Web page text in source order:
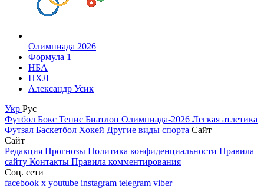
Олимпиада 2026
Формула 1
НБА
НХЛ
Александр Усик
Укр Рус
Футбол Бокс Тенис Биатлон Олимпиада-2026 Легкая атлетика
Футзал Баскетбол Хокей Другие виды спорта Сайт
Сайт
Редакция Прогнозы Политика конфиденциальности Правила
сайту Контакты Правила комментирования
Соц. сети
facebook x youtube instagram telegram viber